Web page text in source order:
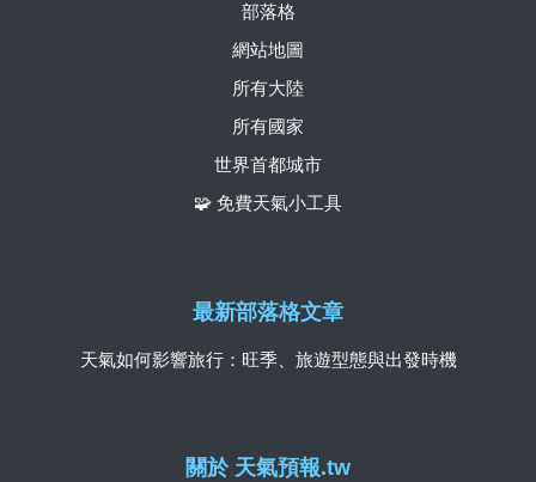
關於 天氣預報.tw
部落格
網站地圖
所有大陸
所有國家
世界首都城市
🧩 免費天氣小工具
最新部落格文章
天氣如何影響旅行：旺季、旅遊型態與出發時機